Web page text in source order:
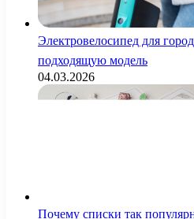
Электровелосипед для
подходящую модель
04.03.2026
Почему списки так